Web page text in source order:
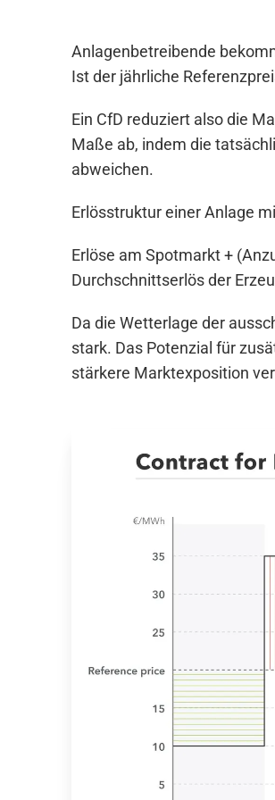
h
l
Anlagenbetreibende
Ist der jährliche
Ein CfD reduziert also die
Maße ab, indem die
abweichen.
Erlösstruktur einer Anlage
Erlöse am Spotmarkt +
Durchschnittserlös der
Da die Wetterlage der
stark. Das Potenzial für
stärkere Marktexposition